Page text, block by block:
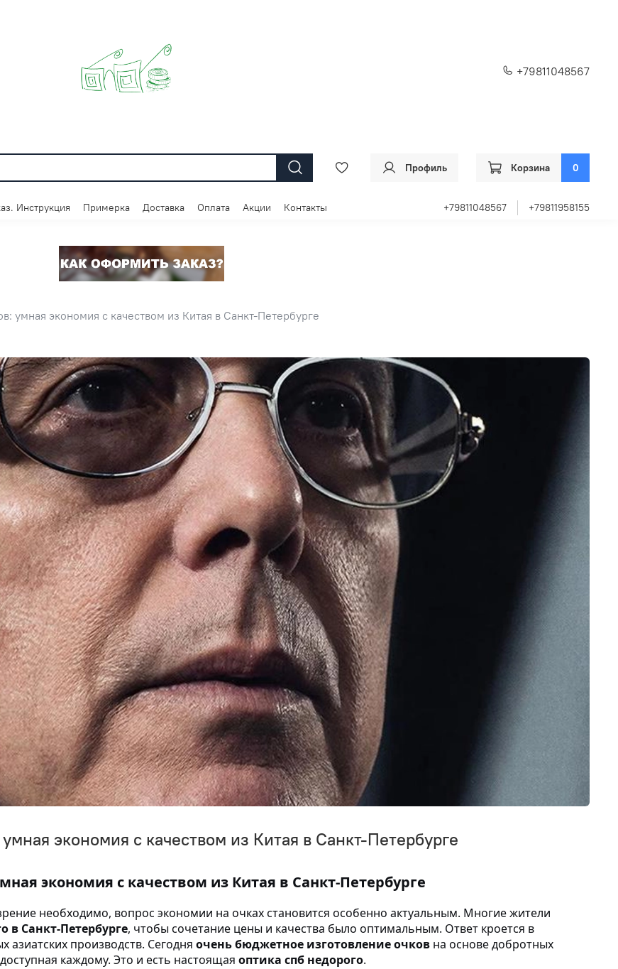
+79811048567
Профиль Корзина 0
Инструкция Примерка Доставка Оплата Акции Контакты +79811048567 +79811958155
умная экономия с качеством из Китая в Санкт-Петербурге
экономия с качеством из Китая в Санкт-Петербурге
экономия с качеством из Китая в Санкт-Петербурге
необходимо, вопрос экономии на очках становится особенно актуальным. Многие жители
в Санкт-Петербурге, чтобы сочетание цены и качества было оптимальным. Ответ кроется в
производств. Сегодня очень бюджетное изготовление очков на основе добротных
каждому. Это и есть настоящая оптика спб недорого.